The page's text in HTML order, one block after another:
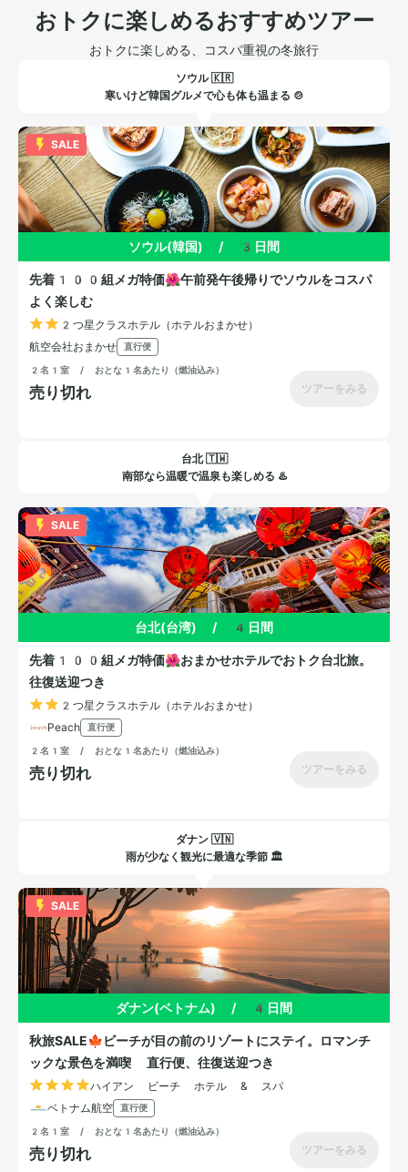
おトクに楽しめるおすすめツアー
おトクに楽しめる、コスパ重視の冬旅行
ソウル 🇰🇷
寒いけど韓国グルメで心も体も温まる 🍲
台北 🇹🇼
南部なら温暖で温泉も楽しめる ♨️
ダナン 🇻🇳
雨が少なく観光に最適な季節 🏛️